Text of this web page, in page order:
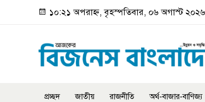
১০:২১ অপরাহ্ন, বৃহস্পতিবার, ০৬ অগাস্ট ২০২৬
প্রচ্ছদ জাতীয় রাজনীতি অর্থ-বাজার-বাণিজ্য